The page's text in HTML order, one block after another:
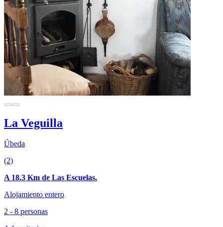
La Veguilla
Úbeda
(2)
A 18.3 Km de Las Escuelas.
Alojamiento entero
2 - 8 personas